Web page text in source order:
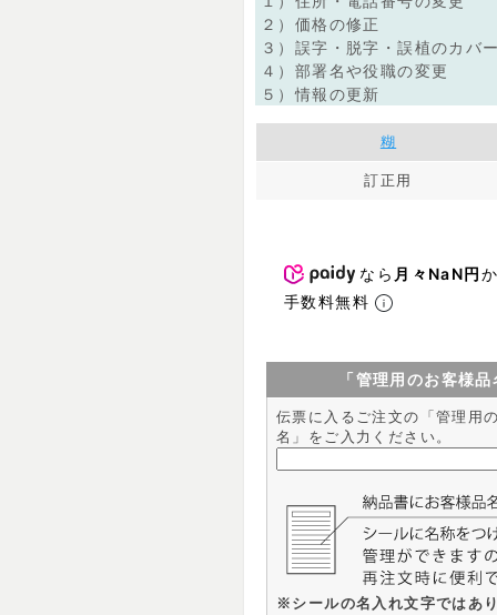
２）​価格の​修正
３）​誤字・脱字・誤植の​カバ
４）​部​署名や​役職の​変更
５）​情報の​更新
糊
訂正用
なら 月々NaN円
手数料無料
「管理用のお客様
伝票に入るご注文の「管理用
名」をご入力ください。
※シールの名入れ文字ではあ